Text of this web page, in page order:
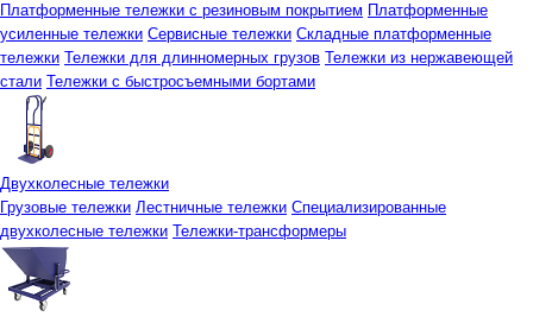
Платформенные тележки с резиновым покрытием Платформенные
усиленные тележки Сервисные тележки Складные платформенные
тележки Тележки для длинномерных грузов Тележки из нержавеющей
стали Тележки с быстросъемными бортами
Двухколесные тележки
Грузовые тележки Лестничные тележки Специализированные
двухколесные тележки Тележки-трансформеры